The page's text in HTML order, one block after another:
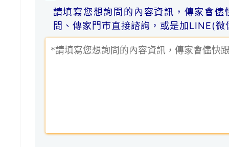
請填寫您想詢問的內容資訊，傳家會
問、傳家門市直接諮詢，或是加LINE(微